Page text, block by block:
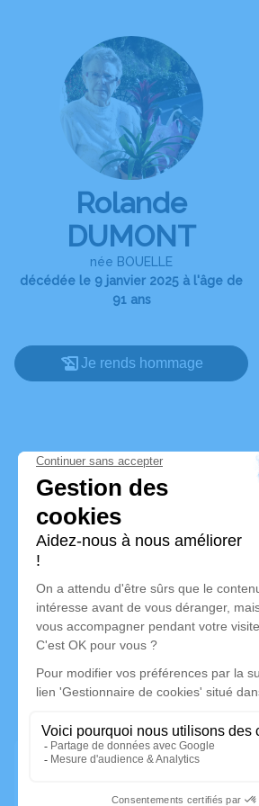
Rolande
DUMONT
née BOUELLE
décédée le 9 janvier 2025 à l'âge de
91 ans
Je rends hommage